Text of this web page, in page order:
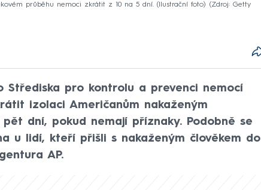
průběhu nemoci zkrátit z 10 na 5 dní. (Ilustrační foto)
Zdroj: Getty
Střediska pro kontrolu a prevenci nemocí
izolaci Američanům nakaženým
dní, pokud nemají příznaky. Podobně se
u lidí, kteří přišli s nakaženým člověkem do
AP.